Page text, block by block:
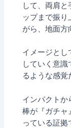
して、両肩
ップまで振
がら、地面方
イメージと
していく意識
るような感覚
インパクトか
棒が『ガチャ
っている証拠